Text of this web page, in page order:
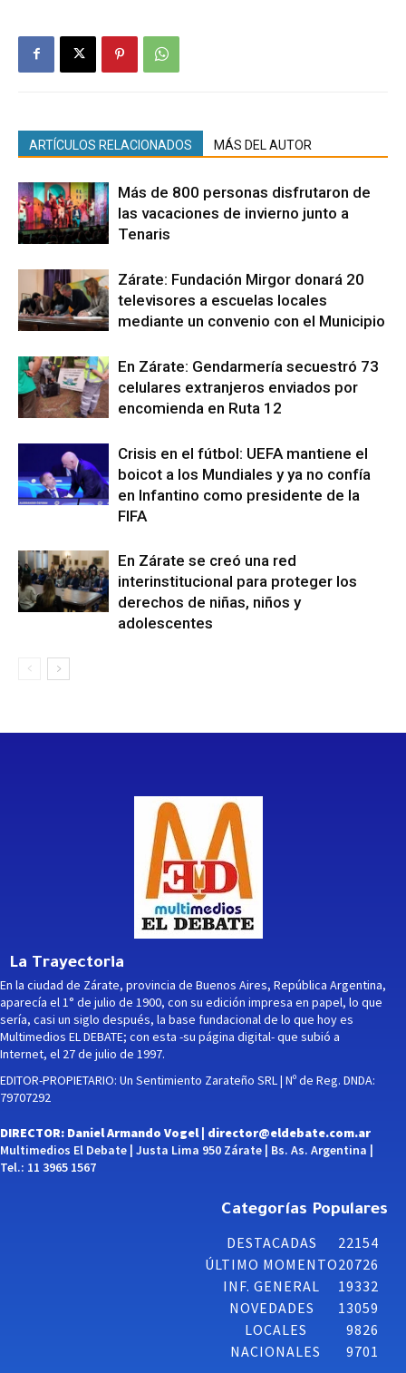
ARTÍCULOS RELACIONADOS MÁS DEL AUTOR
Más de 800 personas disfrutaron de
las vacaciones de invierno junto a
Tenaris
Zárate: Fundación Mirgor donará 20
televisores a escuelas locales
mediante un convenio con el Municipio
En Zárate: Gendarmería secuestró 73
celulares extranjeros enviados por
encomienda en Ruta 12
Crisis en el fútbol: UEFA mantiene el
boicot a los Mundiales y ya no confía
en Infantino como presidente de la
FIFA
En Zárate se creó una red
interinstitucional para proteger los
derechos de niñas, niños y
adolescentes
La Trayectoria
En la ciudad de Zárate, provincia de Buenos Aires, República Argentina,
aparecía el 1° de julio de 1900, con su edición impresa en papel, lo que
sería, casi un siglo después, la base fundacional de lo que hoy es
Multimedios EL DEBATE; con esta -su página digital- que subió a
Internet, el 27 de julio de 1997.
EDITOR-PROPIETARIO: Un Sentimiento Zarateño SRL | Nº de Reg. DNDA:
79707292
DIRECTOR: Daniel Armando Vogel | director@eldebate.com.ar
Multimedios El Debate | Justa Lima 950 Zárate | Bs. As. Argentina |
Tel.: 11 3965 1567
Categorías Populares
DESTACADAS
22154
ÚLTIMO MOMENTO20726
INF. GENERAL
19332
NOVEDADES
13059
LOCALES
9826
NACIONALES
9701